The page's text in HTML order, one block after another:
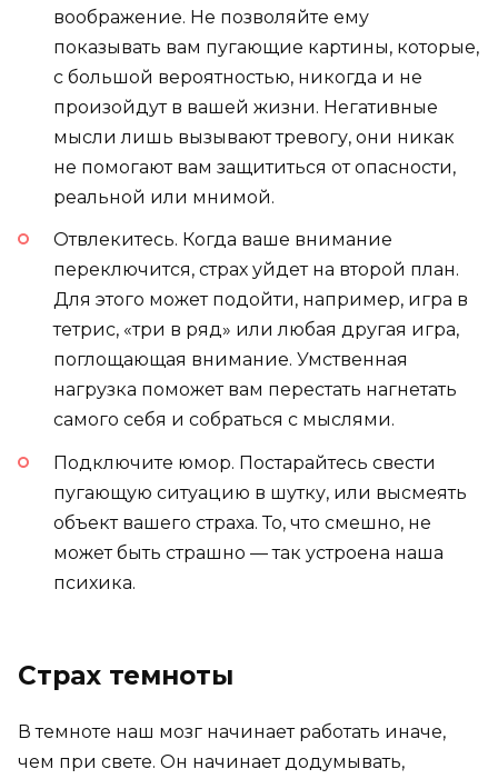
воображение. Не позволяйте ему
показывать вам пугающие картины, которые,
с большой вероятностью, никогда и не
произойдут в вашей жизни. Негативные
мысли лишь вызывают тревогу, они никак
не помогают вам защититься от опасности,
реальной или мнимой.
Отвлекитесь. Когда ваше внимание
переключится, страх уйдет на второй план.
Для этого может подойти, например, игра в
тетрис, «три в ряд» или любая другая игра,
поглощающая внимание. Умственная
нагрузка поможет вам перестать нагнетать
самого себя и собраться с мыслями.
Подключите юмор. Постарайтесь свести
пугающую ситуацию в шутку, или высмеять
объект вашего страха. То, что смешно, не
может быть страшно — так устроена наша
психика.
Страх темноты
В темноте наш мозг начинает работать иначе,
чем при свете. Он начинает додумывать,